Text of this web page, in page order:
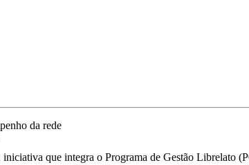
que integra o Programa de Gestão Librelato